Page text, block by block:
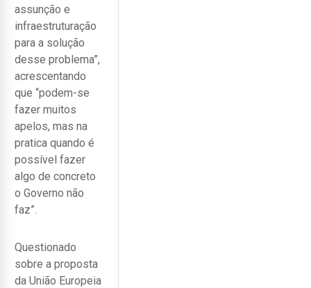
assunção e
infraestruturação
para a solução
desse problema”,
acrescentando
que “podem-se
fazer muitos
apelos, mas na
pratica quando é
possível fazer
algo de concreto
o Governo não
faz”.
Questionado
sobre a proposta
da União Europeia